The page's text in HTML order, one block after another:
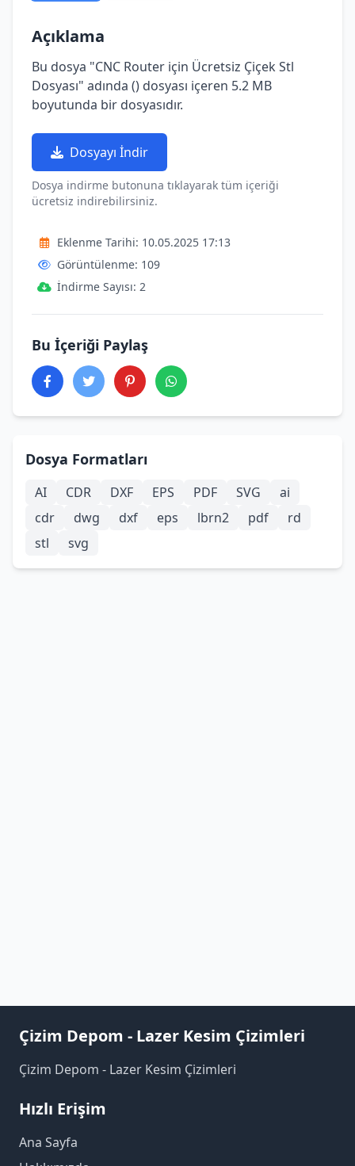
Dosya Formatları
AI CDR DXF EPS PDF SVG
ai
cdr
dwg dxf eps lbrn2 pdf
rd
stl
svg
Açıklama
Bu dosya "CNC Router için Ücretsiz Çiçek Stl
Dosyası" adında () dosyası içeren 5.2 MB
boyutunda bir dosyasıdır.
Dosyayı İndir
Dosya indirme butonuna tıklayarak tüm içeriği
ücretsiz indirebilirsiniz.
Eklenme Tarihi: 10.05.2025 17:13
Görüntülenme: 109
İndirme Sayısı: 2
Bu İçeriği Paylaş
Çizim Depom - Lazer Kesim Çizimleri
Çizim Depom - Lazer Kesim Çizimleri
Hızlı Erişim
Ana Sayfa